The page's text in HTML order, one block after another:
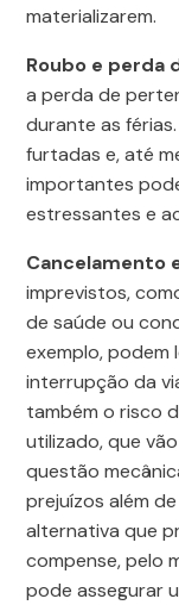
materializarem.
Roubo e perda
a perda de
durante as
furtadas e, até
importantes
estressantes e
Cancelamento
imprevistos,
de saúde ou
exemplo, podem
interrupção da
também o risco
utilizado, que
questão
prejuízos além
alternativa que
compense, pelo
pode assegurar